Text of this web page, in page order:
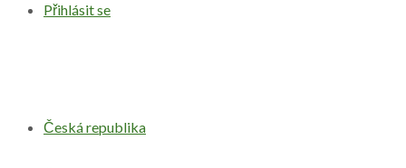
Přihlásit se
Česká republika